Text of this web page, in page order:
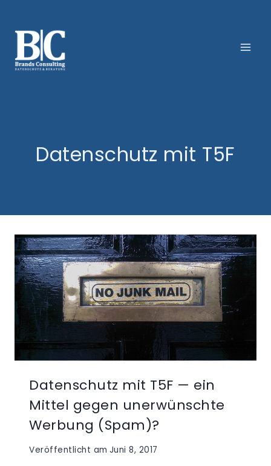
Inhalt
springen
Datenschutz mit T5F
Datenschutz mit T5F — ein
Mittel gegen unerwünschte
Werbung (Spam)?
Veröffentlicht am Juni 8, 2017